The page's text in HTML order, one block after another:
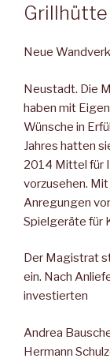
Grillhütte
Neue
Neustadt. Die
haben mit
Wünsche in
Jahres hatten
2014 Mittel für
vorzusehen.
Anregungen
Spielgeräte für
Der Magistrat
ein. Nach
investierten
Andrea
Hermann